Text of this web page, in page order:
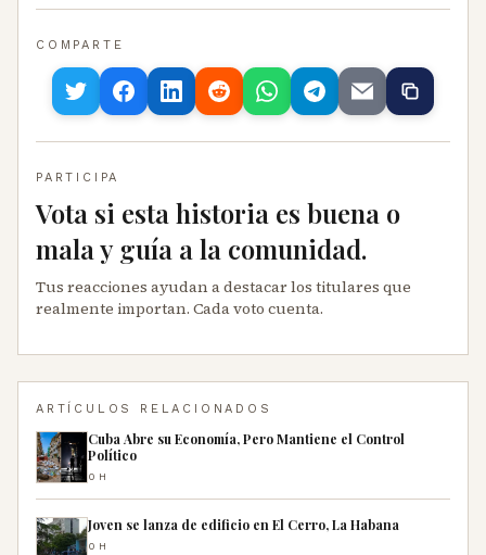
COMPARTE
PARTICIPA
Vota si esta historia es buena o
mala y guía a la comunidad.
Tus reacciones ayudan a destacar los titulares que
realmente importan. Cada voto cuenta.
ARTÍCULOS RELACIONADOS
Cuba Abre su Economía, Pero Mantiene el Control
Político
0H
Joven se lanza de edificio en El Cerro, La Habana
0H